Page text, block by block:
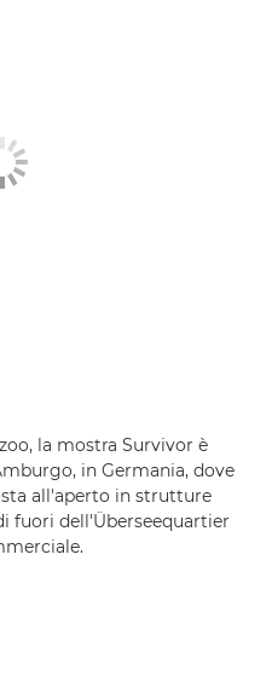
la mostra Survivor è
in Germania, dove
all'aperto in strutture
fuori dell'Überseequartier